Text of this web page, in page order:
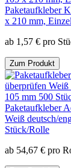
Paketaufkleber
x 210 mm,
ab 1,57 € pro
Zum Produkt
Paketaufkleber
Weiß deutsch/
Stück/Rolle
ab 54,67 € pro